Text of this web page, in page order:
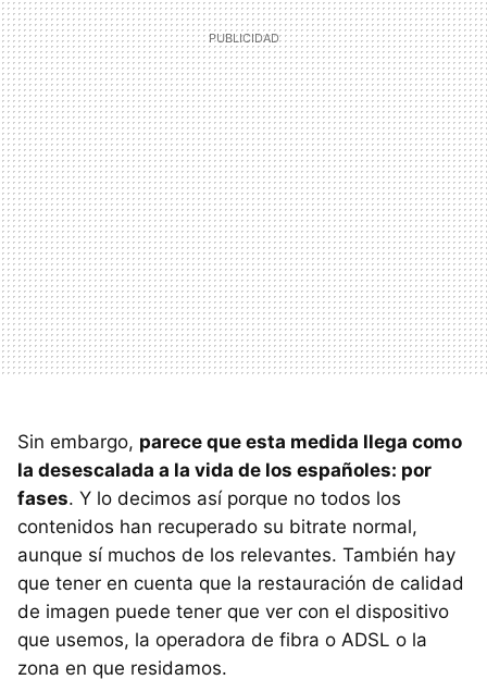
Sin embargo, parece que esta medida llega como
la desescalada a la vida de los españoles: por
fases. Y lo decimos así porque no todos los
contenidos han recuperado su bitrate normal,
aunque sí muchos de los relevantes. También hay
que tener en cuenta que la restauración de calidad
de imagen puede tener que ver con el dispositivo
que usemos, la operadora de fibra o ADSL o la
zona en que residamos.